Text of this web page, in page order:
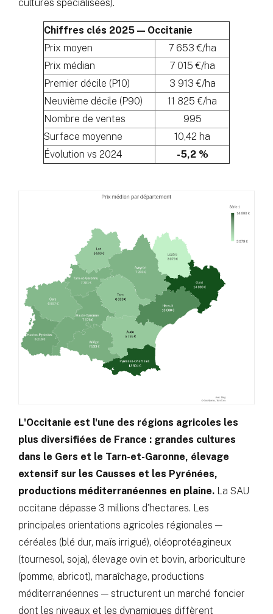
cultures spécialisées).
Chiffres clés 2025 — Occitanie
Prix moyen
7 653 €/ha
Prix médian
7 015 €/ha
Premier décile (P10)
3 913 €/ha
Neuvième décile (P90)
11 825 €/ha
Nombre de ventes
995
Surface moyenne
10,42 ha
Évolution vs 2024
-5,2 %
L'Occitanie est l'une des régions agricoles les
plus diversifiées de France : grandes cultures
dans le Gers et le Tarn-et-Garonne, élevage
extensif sur les Causses et les Pyrénées,
productions méditerranéennes en plaine. La SAU
occitane dépasse 3 millions d'hectares. Les
principales orientations agricoles régionales —
céréales (blé dur, maïs irrigué), oléoprotéagineux
(tournesol, soja), élevage ovin et bovin, arboriculture
(pomme, abricot), maraîchage, productions
méditerranéennes — structurent un marché foncier
dont les niveaux et les dynamiques diffèrent